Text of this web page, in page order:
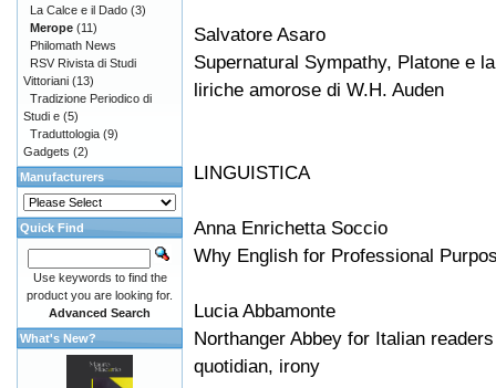
Salvatore Asaro
Supernatural Sympathy, Platone e
liriche amorose di W.H. Auden
LINGUISTICA
Anna Enrichetta Soccio
Why English for Professional
Lucia Abbamonte
Northanger Abbey for Italian
quotidian, irony
La Calce e il Dado (3)
Merope (11)
Philomath News
RSV Rivista di Studi
Vittoriani (13)
Tradizione Periodico di
Studi e (5)
Traduttologia (9)
Gadgets (2)
Manufacturers
Quick Find
Use keywords to find the
product you are looking for.
Advanced Search
What's New?